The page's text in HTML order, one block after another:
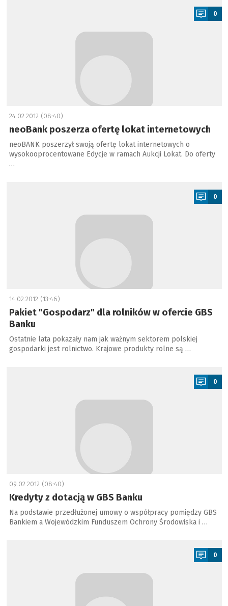
0
24.02.2012 (08:40)
neoBank poszerza ofertę lokat internetowych
neoBANK poszerzył swoją ofertę lokat internetowych o
wysokooprocentowane Edycje w ramach Aukcji Lokat. Do oferty
…
0
14.02.2012 (13:46)
Pakiet "Gospodarz" dla rolników w ofercie GBS
Banku
Ostatnie lata pokazały nam jak ważnym sektorem polskiej
gospodarki jest rolnictwo. Krajowe produkty rolne są …
0
09.02.2012 (08:40)
Kredyty z dotacją w GBS Banku
Na podstawie przedłużonej umowy o współpracy pomiędzy GBS
Bankiem a Wojewódzkim Funduszem Ochrony Środowiska i …
0